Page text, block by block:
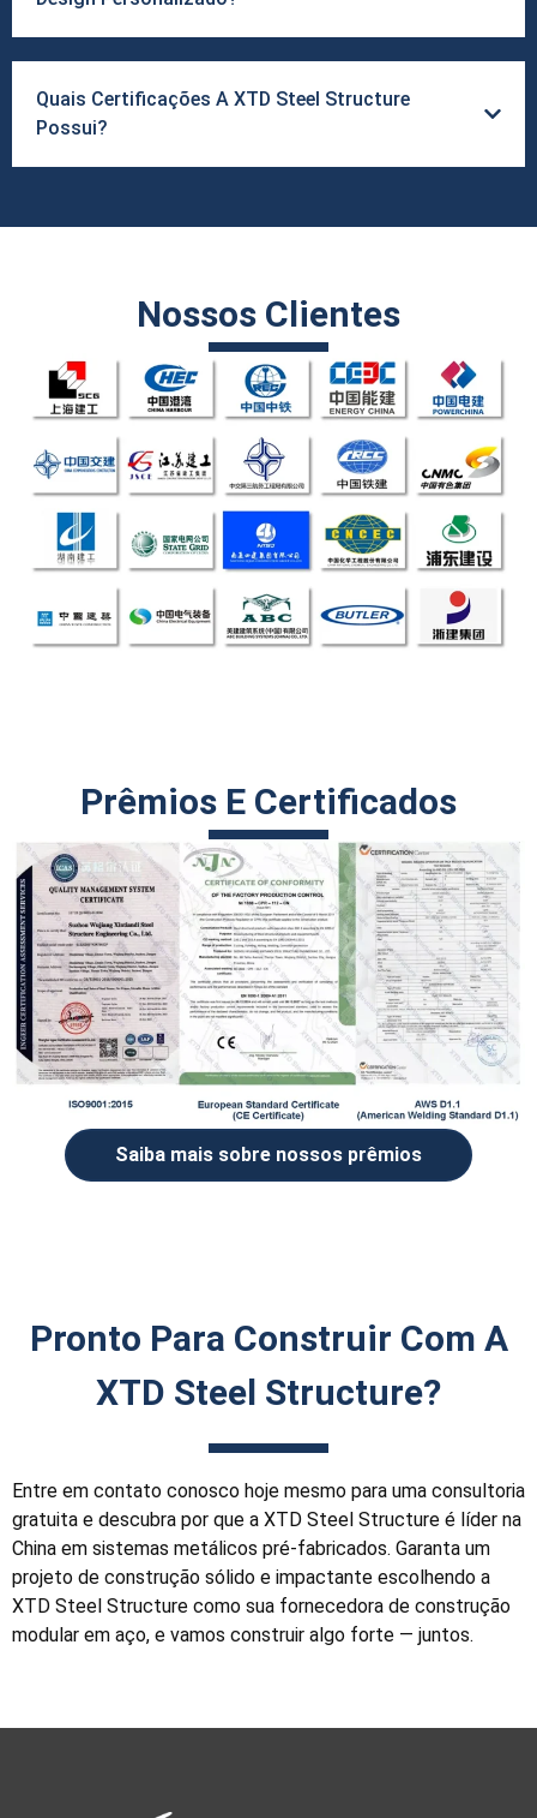
Quais Certificações A XTD Steel Structure
Possui?
Nossos Clientes
Prêmios E Certificados
Saiba mais sobre nossos prêmios
Pronto Para Construir Com A
XTD Steel Structure?
Entre em contato conosco hoje mesmo para uma consultoria
gratuita e descubra por que a XTD Steel Structure é líder na
China em sistemas metálicos pré-fabricados. Garanta um
projeto de construção sólido e impactante escolhendo a
XTD Steel Structure como sua fornecedora de construção
modular em aço, e vamos construir algo forte — juntos.